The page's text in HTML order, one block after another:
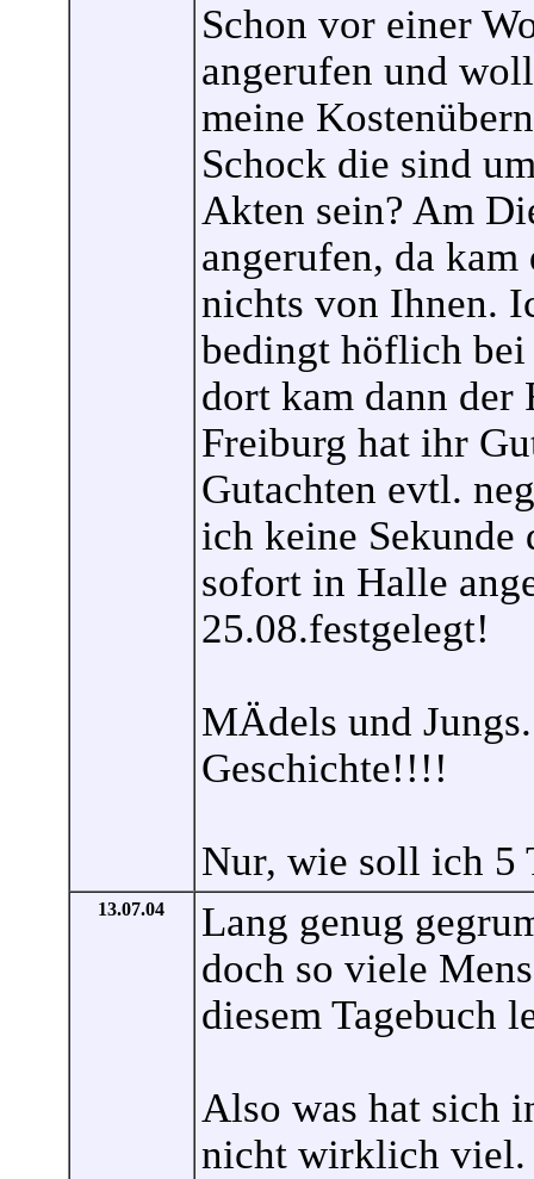
Schon vor einer
angerufen und
meine
Schock die sind
Akten sein? Am
angerufen, da kam
nichts von Ihnen.
bedingt höflich bei
dort kam dann
Freiburg hat ihr
Gutachten evtl.
ich keine Sekunde
sofort in Halle
25.08.festgelegt!
MÄdels und
Geschichte!!!!
Nur, wie soll ich 5
13.07.04
Lang genug
doch so viele
diesem Tagebuch
Also was hat sich
nicht wirklich viel.